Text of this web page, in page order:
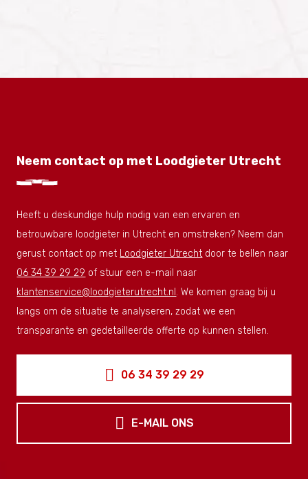
Neem contact op met Loodgieter Utrecht
Heeft u deskundige hulp nodig van een ervaren en
betrouwbare loodgieter in Utrecht en omstreken? Neem dan
gerust contact op met Loodgieter Utrecht door te bellen naar
06 34 39 29 29 of stuur een e-mail naar
klantenservice@loodgieterutrecht.nl . We komen graag bij u
langs om de situatie te analyseren, zodat we een
transparante en gedetailleerde offerte op kunnen stellen.
06 34 39 29 29
E-MAIL ONS